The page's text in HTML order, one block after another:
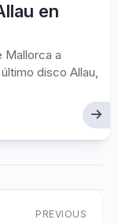
en
Mallorca a
disco Allau,
PREVIOUS